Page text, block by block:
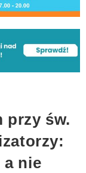
przy św.
a nie